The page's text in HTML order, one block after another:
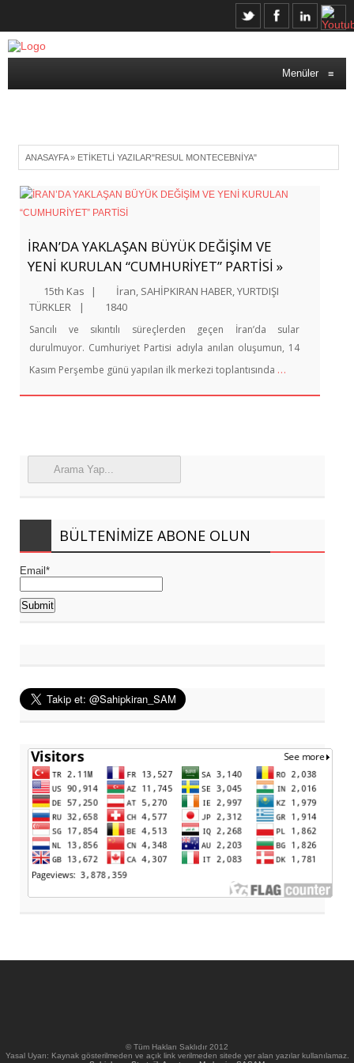
Menüler ≡
ANASAYFA» ETIKETLI YAZILAR"RESUL MONTECEBNIYA"
İRAN’DA YAKLAŞAN BÜYÜK DEĞİŞİM VE
YENİ KURULAN “CUMHURİYET” PARTİSİ »
15th Kas | İran, SAHİPKIRAN HABER,YURTDIŞI
TÜRKLER
| 1840
Sancılı ve sıkıntılı süreçlerden geçen İran’da sular
durulmuyor. Cumhuriyet Partisi adıyla anılan oluşumun, 14
Kasım Perşembe günü yapılan ilk merkezi toplantısında …
BÜLTENIMIZE ABONE OLUN
Email*
© Tüm Hakları Saklıdır 2012
Yasal Uyarı: Kaynak gösterilmeden ve açık link verilmeden sitede yer alan yazılar kullanılamaz.